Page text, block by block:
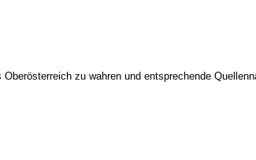
zu wahren und entsprechende